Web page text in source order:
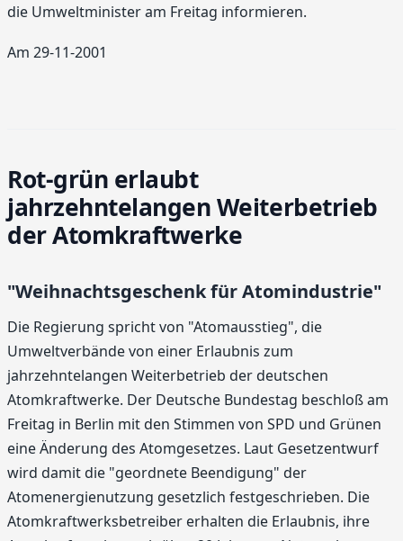
die Umweltminister am Freitag informieren.
Am 29-11-2001
Rot-grün erlaubt
jahrzehntelangen Weiterbetrieb
der Atomkraftwerke
"Weihnachtsgeschenk für Atomindustrie"
Die Regierung spricht von "Atomausstieg", die
Umweltverbände von einer Erlaubnis zum
jahrzehntelangen Weiterbetrieb der deutschen
Atomkraftwerke. Der Deutsche Bundestag beschloß am
Freitag in Berlin mit den Stimmen von SPD und Grünen
eine Änderung des Atomgesetzes. Laut Gesetzentwurf
wird damit die "geordnete Beendigung" der
Atomenergienutzung gesetzlich festgeschrieben. Die
Atomkraftwerksbetreiber erhalten die Erlaubnis, ihre